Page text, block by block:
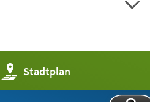
Stadtplan
(Öffnet
in
einem